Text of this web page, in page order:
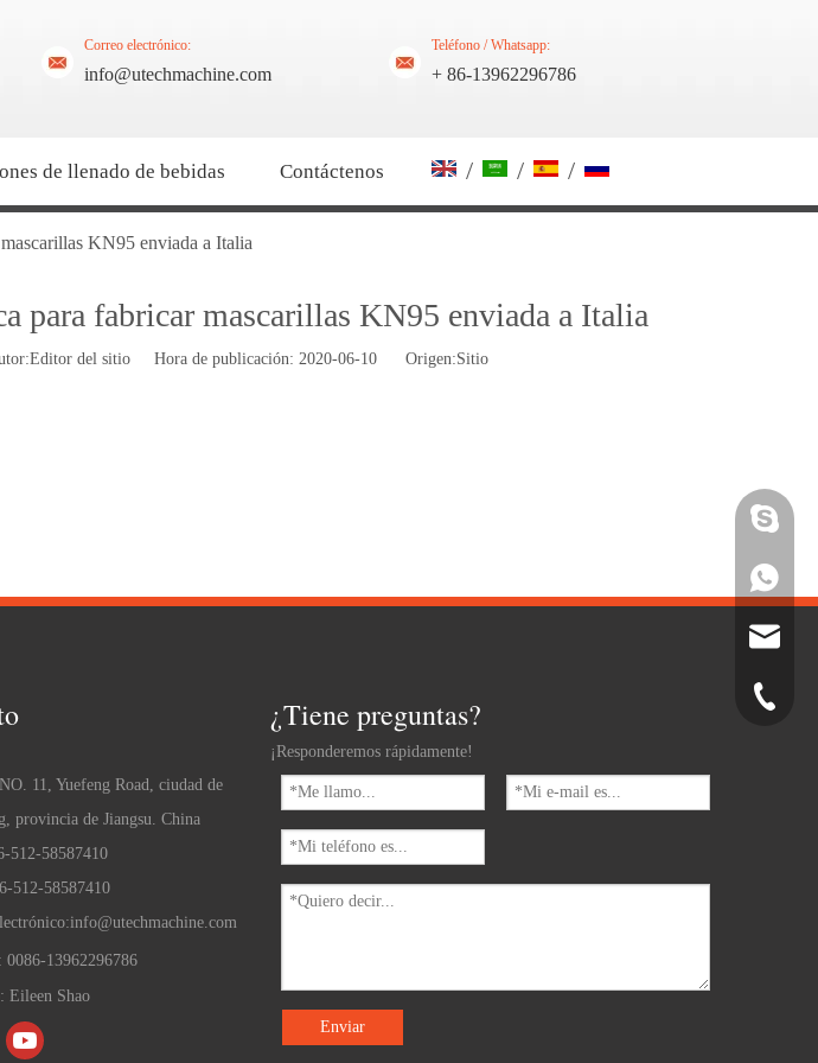
Correo electrónico:
info@utechmachine.com
Teléfono / Whatsapp:
+ 86-13962296786
de llenado de bebidas Contáctenos / / /
KN95 enviada a Italia
para fabricar mascarillas KN95 enviada a Italia
del sitio Hora de publicación: 2020-06-10 Origen:Sitio
11, Yuefeng Road, ciudad de
provincia de Jiangsu. China
512-58587410
512-58587410
info@utechmachine.com
13962296786
Eileen Shao
¿Tiene preguntas?
¡Responderemos rápidamente!
Enviar
Skype
Whatsapp
Correo
Teléfono